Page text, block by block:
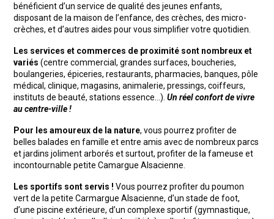
bénéficient d’un service de qualité des jeunes enfants,
disposant de la maison de l’enfance, des crèches, des micro-
crèches, et d’autres aides pour vous simplifier votre quotidien.
Les services et commerces de proximité sont nombreux et
variés (centre commercial, grandes surfaces, boucheries,
boulangeries, épiceries, restaurants, pharmacies, banques, pôle
médical, clinique, magasins, animalerie, pressings, coiffeurs,
instituts de beauté, stations essence…). Un réel confort de vivre
au centre-ville !
Pour les amoureux de la nature, vous pourrez profiter de
belles balades en famille et entre amis avec de nombreux parcs
et jardins joliment arborés et surtout, profiter de la fameuse et
incontournable petite Camargue Alsacienne.
Les sportifs sont servis ! Vous pourrez profiter du poumon
vert de la petite Carmargue Alsacienne, d’un stade de foot,
d’une piscine extérieure, d’un complexe sportif (gymnastique,